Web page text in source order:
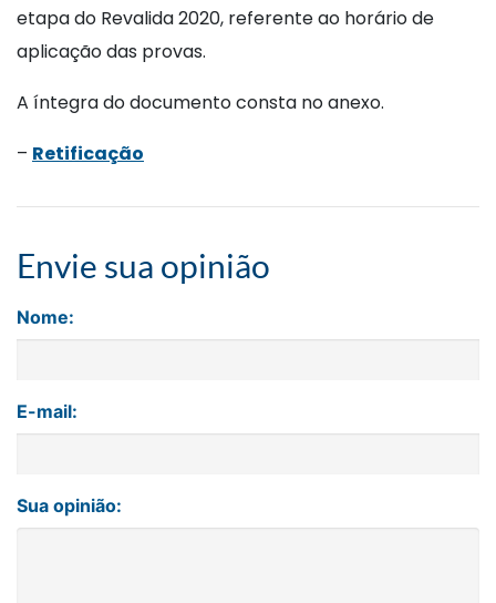
etapa do Revalida 2020, referente ao horário de
aplicação das provas.
A íntegra do documento consta no anexo.
– Retificação
Envie sua opinião
Nome:
E-mail:
Sua opinião: